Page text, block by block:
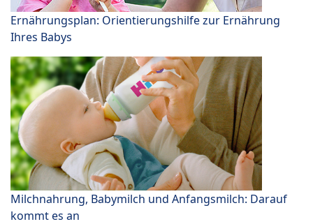
Ernährungsplan: Orientierungshilfe zur Ernährung
Ihres Babys
Milchnahrung, Babymilch und Anfangsmilch: Darauf
kommt es an